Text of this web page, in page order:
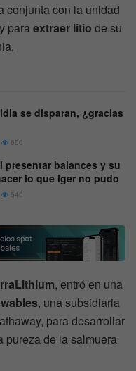
conjunta con la unidad
paraextraer litio de su
se disparan, ¿gracias
600
presentar balances y su
lo que Iger no pudo
540
, entró en una
, una subsidiaria
para desarrollar
pureza de la salmuera